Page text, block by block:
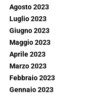
Agosto 2023
Luglio 2023
Giugno 2023
Maggio 2023
Aprile 2023
Marzo 2023
Febbraio 2023
Gennaio 2023